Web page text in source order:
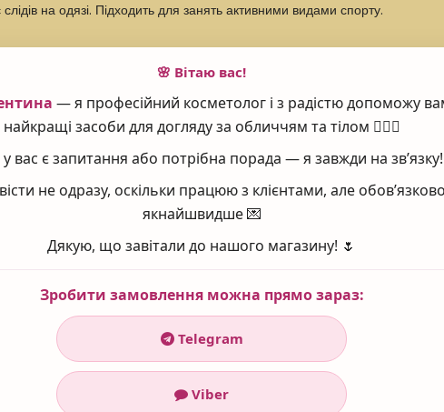
на одязі. Підходить для занять активними видами спорту.
очищену та суху шкіру. Не застосовувати відразу після
алое-вера, мінерали Мертвого моря.
🌸 Вітаю вас!
— я професійний косметолог і з радістю допоможу
найкращі засоби для догляду за обличчям та тілом 💆‍♀️✨
вас є запитання або потрібна порада — я завжди на зв’язку!
не одразу, оскільки працюю з клієнтами, але
якнайшвидше 💌
Дякую, що завітали до нашого магазину! 🌷
Зробити замовлення можна прямо зараз:
Telegram
Viber